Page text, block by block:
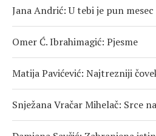
Jana Andrić: U tebi je pun mesec
Omer Ć. Ibrahimagić: Pjesme
Matija Pavićević: Najtrezniji
Snježana Vračar Mihelač: Srce